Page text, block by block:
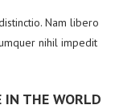
Nam libero
nihil impedit
IN THE WORLD